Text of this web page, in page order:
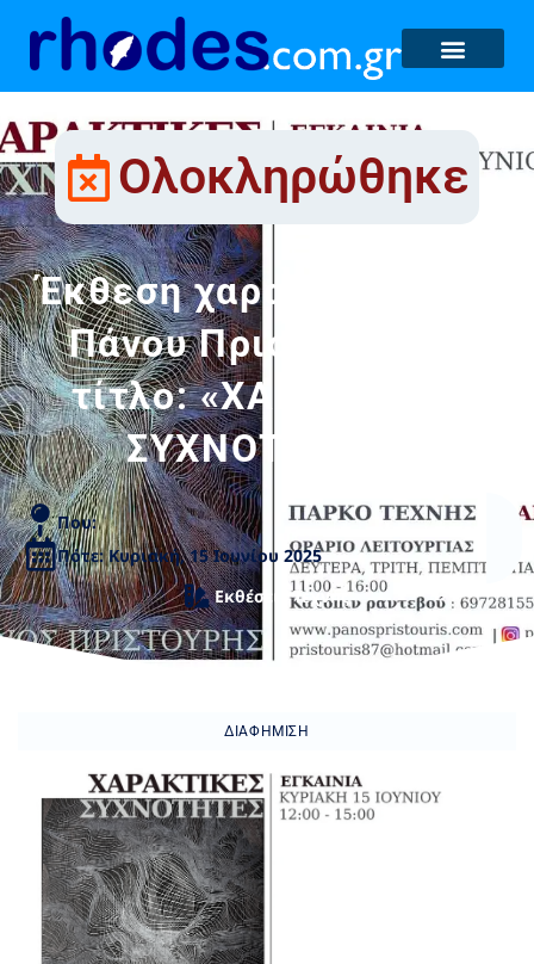
Ολοκληρώθηκε
Έκθεση χαρακτικής του
Πάνου Πριστούρη με
τίτλο: «ΧΑΡΑΚΤΙΚΕΣ
ΣΥΧΝΟΤΗΤΕΣ»
Που:
Πότε: Κυριακή, 15 Ιουνίου 2025
Εκθέσεις Τέχνης
ΔΙΑΦΉΜΙΣΗ